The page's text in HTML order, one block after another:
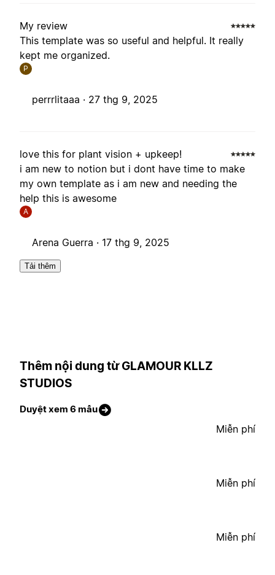
My review
This template was so useful and helpful. It really
kept me organized.
P
perrrlitaaa · 27 thg 9, 2025
love this for plant vision + upkeep!
i am new to notion but i dont have time to make
my own template as i am new and needing the
help this is awesome
A
Arena Guerra · 17 thg 9, 2025
Tải thêm
Thêm nội dung từ GLAMOUR KLLZ
STUDIOS
Duyệt xem 6 mẫu
Miễn phí
Miễn phí
Miễn phí